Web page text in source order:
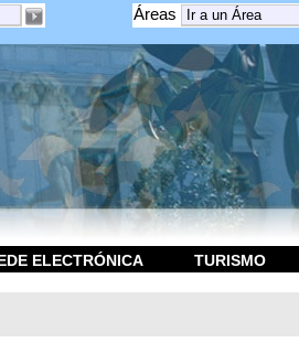
Áreas
ELECTRÓNICA TURISMO